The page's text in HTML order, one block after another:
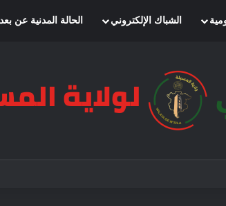
الشباك الإلكتروني الحالة المدنية عن بعد